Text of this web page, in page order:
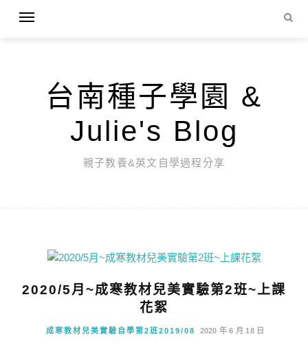
台南種子學園 &
Julie's Blog
親子教養&英文自學過程分享
2020/5月~成寒教材兒美實驗第2班~上課
花絮
成寒教材兒美實驗自學第2班2019/08 2020 年 6 月 18 日